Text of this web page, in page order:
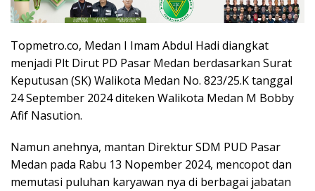
Topmetro.co, Medan I Imam Abdul Hadi diangkat
menjadi Plt Dirut PD Pasar Medan berdasarkan Surat
Keputusan (SK) Walikota Medan No. 823/25.K tanggal
24 September 2024 diteken Walikota Medan M Bobby
Afif Nasution.
Namun anehnya, mantan Direktur SDM PUD Pasar
Medan pada Rabu 13 Nopember 2024, mencopot dan
memutasi puluhan karyawan nya di berbagai jabatan